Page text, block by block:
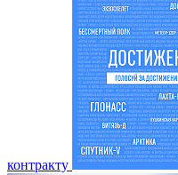
контракту